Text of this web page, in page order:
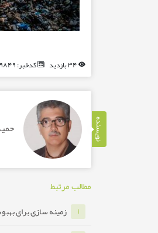
کدخبر: ۹۸۴۹
نویسنده
مطالب مرتبط
۱ زمینه سازی برای